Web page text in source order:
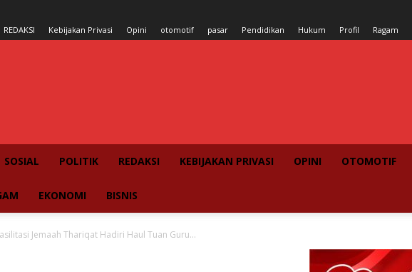
REDAKSI Kebijakan Privasi Opini otomotif pasar Pendidikan Hukum Profil Ragam
SOSIAL POLITIK REDAKSI KEBIJAKAN PRIVASI OPINI OTOMOTIF
EKONOMI BISNIS
Jemaah Thariqat Hadiri Haul Tuan Guru...